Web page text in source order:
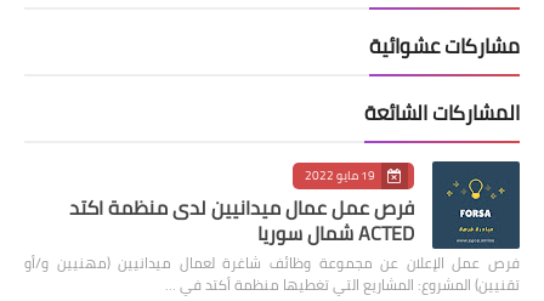
مشاركات عشوائية
المشاركات الشائعة
19 مايو 2022
فرص عمل عمال ميدانيين لدى منظمة اكتد
ACTED شمال سوريا
فرص عمل الإعلان عن مجموعة وظائف شاغرة لعمال ميدانيين (مهنيين و/أو
تقنيين) المشروع: المشاريع التي تغطيها منظمة أكتد في …